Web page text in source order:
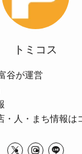
トミコス
谷が運営
・人・まち情報は